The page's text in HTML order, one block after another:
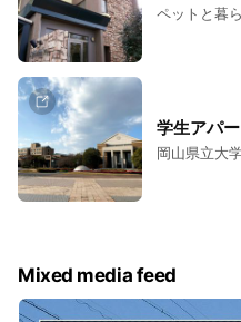
ペットと暮
学生アパ
岡山県立大
Mixed media feed